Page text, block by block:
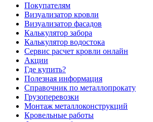
Покупателям
Визуализатор кровли
Визуализатор фасадов
Калькулятор забора
Калькулятор водостока
Сервис расчет кровли онлайн
Акции
Где купить?
Полезная информация
Справочник по металлопрокату
Грузоперевозки
Монтаж металлоконструкций
Кровельные работы